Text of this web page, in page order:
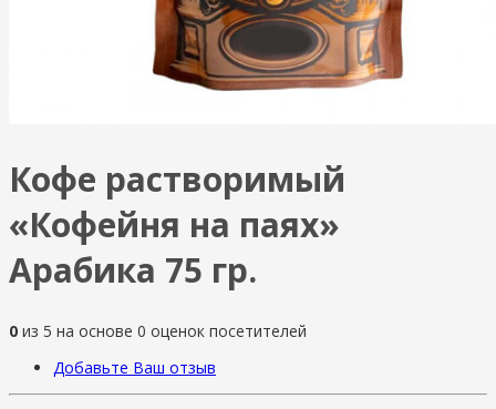
Кофе растворимый
«Кофейня на паях»
Арабика 75 гр.
0 из 5 на основе 0 оценок посетителей
Добавьте Ваш отзыв